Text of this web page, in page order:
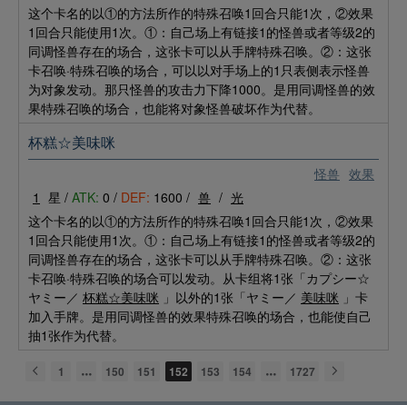
这个卡名的以①的方法所作的特殊召唤1回合只能1次，②效果
1回合只能使用1次。①：自己场上有链接1的怪兽或者等级2的
同调怪兽存在的场合，这张卡可以从手牌特殊召唤。②：这张
卡召唤·特殊召唤的场合，可以以对手场上的1只表侧表示怪兽
为对象发动。那只怪兽的攻击力下降1000。是用同调怪兽的效
果特殊召唤的场合，也能将对象怪兽破坏作为代替。
怪兽 效果
杯糕☆美味咪
1 星 / ATK: 0 / DEF: 1600 / 兽 / 光
这个卡名的以①的方法所作的特殊召唤1回合只能1次，②效果
1回合只能使用1次。①：自己场上有链接1的怪兽或者等级2的
同调怪兽存在的场合，这张卡可以从手牌特殊召唤。②：这张
卡召唤·特殊召唤的场合可以发动。从卡组将1张「カプシー☆
ヤミー／ 杯糕☆美味咪 」以外的1张「ヤミー／ 美味咪 」卡
加入手牌。是用同调怪兽的效果特殊召唤的场合，也能使自己
抽1张作为代替。
1 150 151 152 153 154 1727